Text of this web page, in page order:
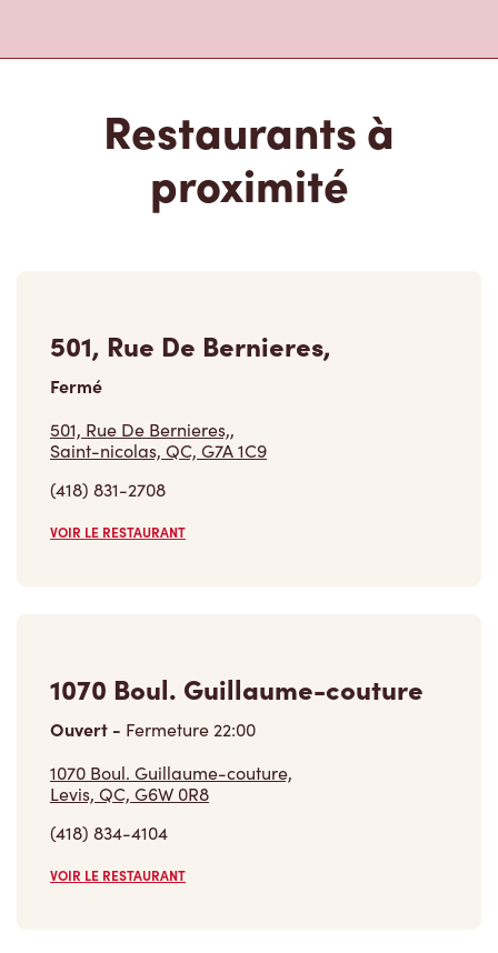
501, Rue De Bernieres,,
Saint-nicolas, QC, G7A 1C9
(418) 831-2708
VOIR LE RESTAURANT
1070 Boul. Guillaume-couture,
Levis, QC, G6W 0R8
(418) 834-4104
VOIR LE RESTAURANT